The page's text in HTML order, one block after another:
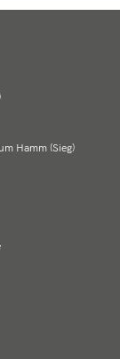
Hamm (Sieg)